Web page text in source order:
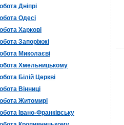
Дніпрі
Одесі
Харкові
Запоріжжі
Миколаєві
Хмельницькому
Білій Церкві
Вінниці
Житомирі
Івано-Франківську